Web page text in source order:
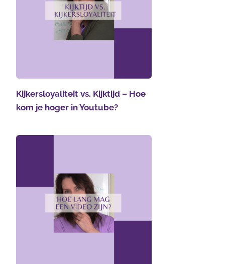
Kijkersloyaliteit vs. Kijktijd – Hoe
kom je hoger in Youtube?